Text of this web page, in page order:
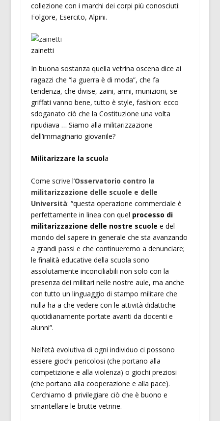
collezione con i marchi dei corpi più conosciuti:
Folgore, Esercito, Alpini.
zainetti
In buona sostanza quella vetrina oscena dice ai
ragazzi che “la guerra è di moda”, che fa
tendenza, che divise, zaini, armi, munizioni, se
griffati vanno bene, tutto è style, fashion: ecco
sdoganato ciò che la Costituzione una volta
ripudiava … Siamo alla militarizzazione
dell’immaginario giovanile?
Militarizzare la scuola
Come scrive l’Osservatorio contro la
militarizzazione delle scuole e delle
Università: “questa operazione commerciale è
perfettamente in linea con quel processo di
militarizzazione delle nostre scuole e del
mondo del sapere in generale che sta avanzando
a grandi passi e che continueremo a denunciare;
le finalità educative della scuola sono
assolutamente inconciliabili non solo con la
presenza dei militari nelle nostre aule, ma anche
con tutto un linguaggio di stampo militare che
nulla ha a che vedere con le attività didattiche
quotidianamente portate avanti da docenti e
alunni”.
Nell’età evolutiva di ogni individuo ci possono
essere giochi pericolosi (che portano alla
competizione e alla violenza) o giochi preziosi
(che portano alla cooperazione e alla pace).
Cerchiamo di privilegiare ciò che è buono e
smantellare le brutte vetrine.